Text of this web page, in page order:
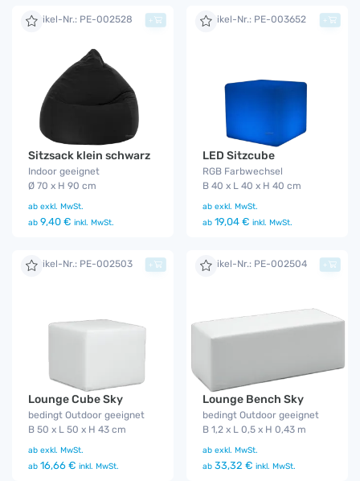
Artikel-Nr.: PE-002528
Sitzsack klein schwarz
Indoor geeignet
Ø 70 x H 90 cm
ab exkl. MwSt.
ab 9,40 € inkl. MwSt.
+ Artikel-Nr.: PE-003652
LED Sitzcube
RGB Farbwechsel
B 40 x L 40 x H 40 cm
ab exkl. MwSt.
ab 19,04 € inkl. MwSt.
+
Artikel-Nr.: PE-002503
Lounge Cube Sky
bedingt Outdoor geeignet
B 50 x L 50 x H 43 cm
ab exkl. MwSt.
ab 16,66 € inkl. MwSt.
+ Artikel-Nr.: PE-002504
Lounge Bench Sky
bedingt Outdoor geeignet
B 1,2 x L 0,5 x H 0,43 m
ab exkl. MwSt.
ab 33,32 € inkl. MwSt.
+